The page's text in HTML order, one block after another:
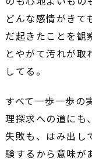
どんな感情がきて
だ起きたことを観
とやがて汚れが取
してる。
すべて一歩一歩の
理探求への道にも
失敗も、はみ出し
験するから意味が